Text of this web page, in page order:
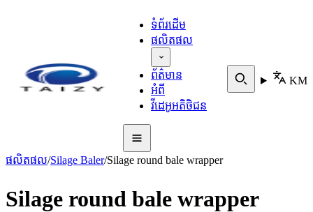
ទំព័រដើម
ផលិតផល
ព័ត៌មាន
អំពី
វីដេអូអតិថិជន
KM
ផលិតផល/Silage Baler/Silage round bale wrapper
Silage round bale wrapper